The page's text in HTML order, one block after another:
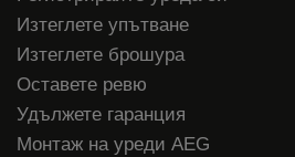
Изтеглете упътване
Изтеглете брошура
Оставете ревю
Удължете гаранция
Монтаж на уреди AEG